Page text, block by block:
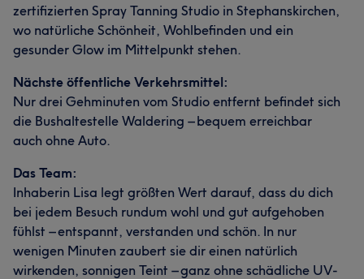
zertifizierten Spray Tanning Studio in Stephanskirchen,
wo natürliche Schönheit, Wohlbefinden und ein
gesunder Glow im Mittelpunkt stehen.
Nächste öffentliche Verkehrsmittel:
Nur drei Gehminuten vom Studio entfernt befindet sich
die Bushaltestelle Waldering – bequem erreichbar
auch ohne Auto.
Das Team:
Inhaberin Lisa legt größten Wert darauf, dass du dich
bei jedem Besuch rundum wohl und gut aufgehoben
fühlst – entspannt, verstanden und schön. In nur
wenigen Minuten zaubert sie dir einen natürlich
wirkenden, sonnigen Teint – ganz ohne schädliche UV-